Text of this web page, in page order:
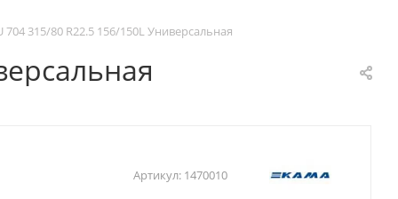
704 315/80 R22.5 156/150L Универсальная
Артикул: 1470010